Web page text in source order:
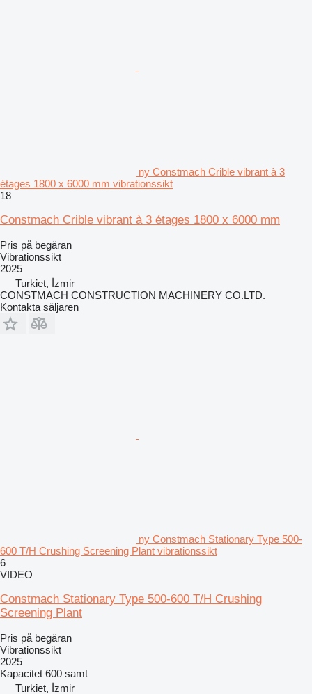
ny Constmach Crible vibrant à 3
étages 1800 x 6000 mm vibrationssikt
18
Constmach Crible vibrant à 3 étages 1800 x 6000 mm
Pris på begäran
Vibrationssikt
2025
Turkiet, İzmir
CONSTMACH CONSTRUCTION MACHINERY CO.LTD.
Kontakta säljaren
ny Constmach Stationary Type 500-
600 T/H Crushing Screening Plant vibrationssikt
6
VIDEO
Constmach Stationary Type 500-600 T/H Crushing
Screening Plant
Pris på begäran
Vibrationssikt
2025
Kapacitet 600 samt
Turkiet, İzmir